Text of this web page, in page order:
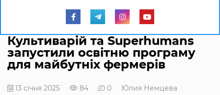
Культиварій та Superhumans
запустили освітню програму
для майбутніх фермерів
13 січня 2025 84 0 Юлия Немцева